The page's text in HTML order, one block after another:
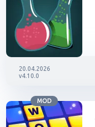
20.04.2026
v4.10.0
MOD